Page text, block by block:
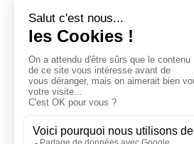
Ouvert du lundi au
renseignements
2/ Ambassade du
14 bis, route de
Courriel :